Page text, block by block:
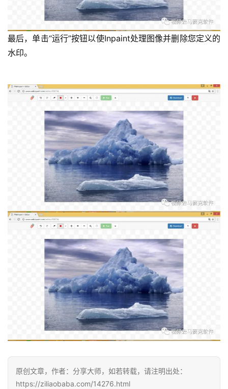
投
每
最后，单击“运行”按钮以使Inpaint处理图像并删除您定义的
水印。
原创文章，作者：分享大师，如若转载，请注明出处：
https://ziliaobaba.com/14276.html